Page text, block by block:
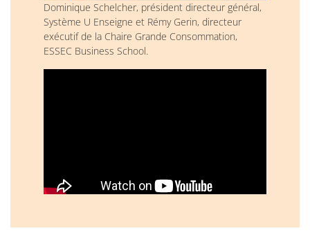
Dominique Schelcher, président directeur général,
Système U Enseigne et Rémy Gerin, directeur
exécutif de la Chaire Grande Consommation,
ESSEC Business School.